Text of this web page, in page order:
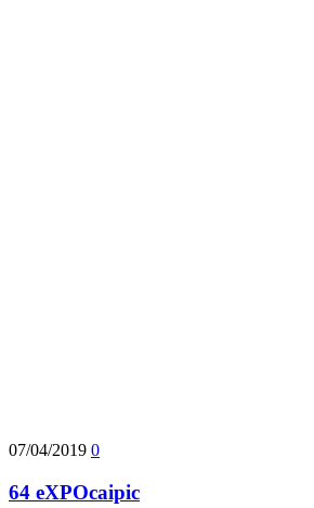
07/04/2019 0
64 eXPOcaipic